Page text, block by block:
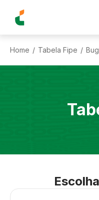
Home / Tabela Fipe /